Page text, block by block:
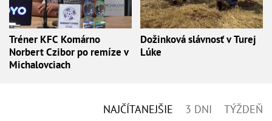
Tréner KFC Komárno
Norbert Czibor po remíze v
Michalovciach
Dožinková slávnosť v Turej
Lúke
NAJČÍTANEJŠIE 3 DNI TÝŽDEŇ